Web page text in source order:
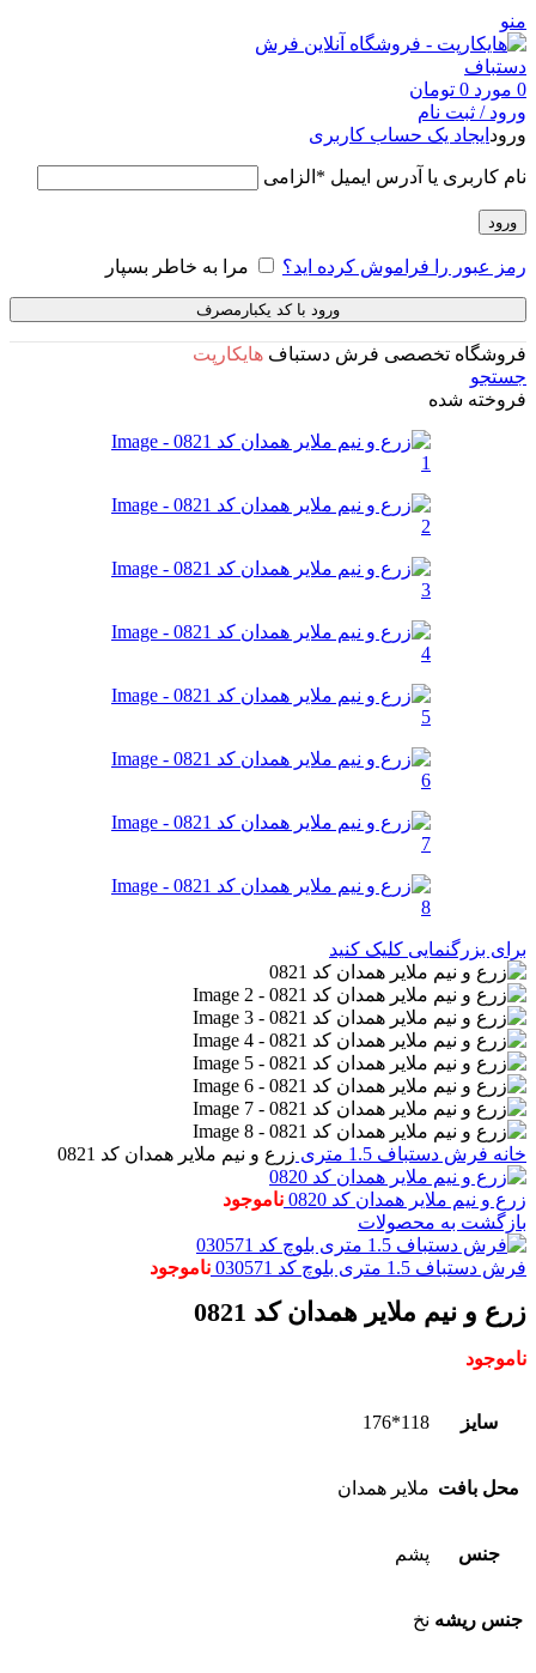
منو
0 مورد 0 تومان
ورود / ثبت نام
ورود ایجاد یک حساب کاربری
نام کاربری یا آدرس ایمیل * الزامی
ورود
رمز عبور را فراموش کرده اید؟ مرا به خاطر بسپار
ورود با کد یکبارمصرف
فروشگاه تخصصی فرش دستباف هایکارپت
جستجو
فروخته شده
برای بزرگنمایی کلیک کنید
خانه فرش دستباف 1.5 متری زرع و نیم ملایر همدان کد 0821
زرع و نیم ملایر همدان کد 0820
ناموجود
بازگشت به محصولات
فرش دستباف 1.5 متری بلوچ کد 030571 ناموجود
زرع و نیم ملایر همدان کد 0821
ناموجود
سایز 118*176
محل بافت ملایر همدان
جنس پشم
جنس ریشه نخ